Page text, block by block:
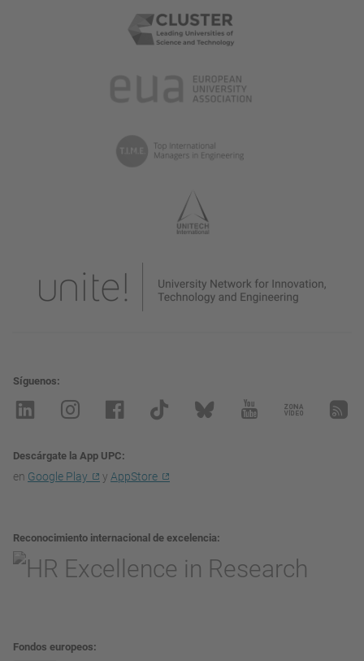
Síguenos
Descárgate la App UPC
en Google Play y AppStore
Reconocimiento internacional de excelencia
Fondos europeos